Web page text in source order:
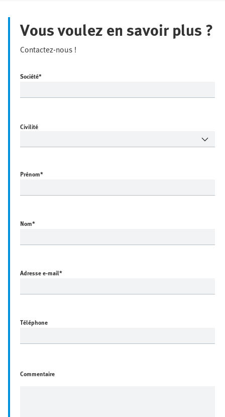
Vous voulez en savoir plus ?
Contactez-nous !
Société*
Civilité
Prénom*
Nom*
Adresse e-mail*
Téléphone
Commentaire